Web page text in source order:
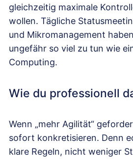
gleichzeitig maximale
wollen. Tägliche
und Mikromanagement
ungefähr so viel zu tun wie
Computing.
Wie du professionell
Wenn „mehr Agilität“
sofort konkretisieren. Denn
klare Regeln, nicht weniger